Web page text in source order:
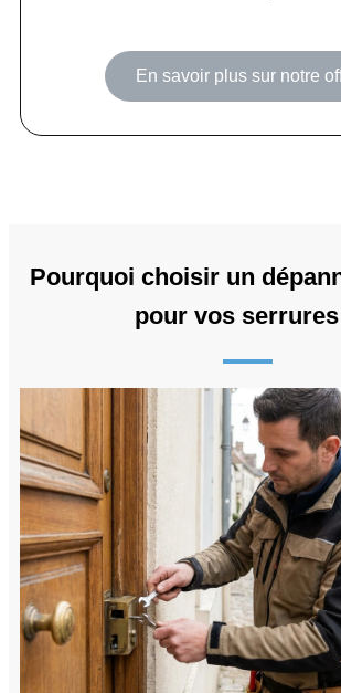
En savoir plus sur notre
Pourquoi choisir un
pour vos